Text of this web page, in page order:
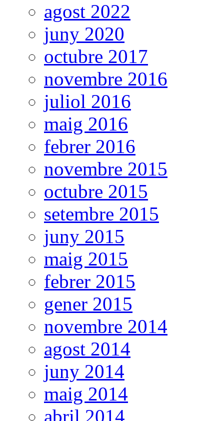
agost 2022
juny 2020
octubre 2017
novembre 2016
juliol 2016
maig 2016
febrer 2016
novembre 2015
octubre 2015
setembre 2015
juny 2015
maig 2015
febrer 2015
gener 2015
novembre 2014
agost 2014
juny 2014
maig 2014
abril 2014